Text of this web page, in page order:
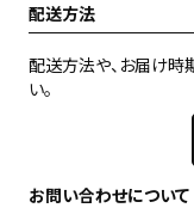
配送方法
配送方法や、お届け時
い。
お問い合わせについて